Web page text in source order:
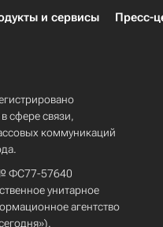
и сервисы Пресс-
сфере связи,
коммуникаций
№ ФС77-57640
унитарное
агентство